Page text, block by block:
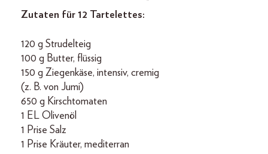
Zutaten für 12 Tartelettes:
120 g Strudelteig
100 g Butter, flüssig
150 g Ziegenkäse, intensiv, cremig
(z. B. von Jumi)
650 g Kirschtomaten
1 EL Olivenöl
1 Prise Salz
1 Prise Kräuter, mediterran